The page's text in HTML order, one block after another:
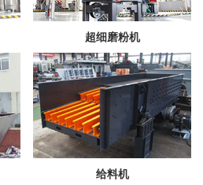
超细磨粉机
给料机